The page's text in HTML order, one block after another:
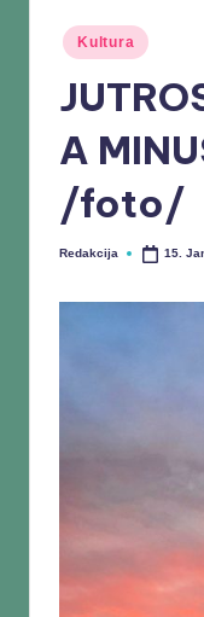
Kultura
A
/foto/
Redakcija 15.